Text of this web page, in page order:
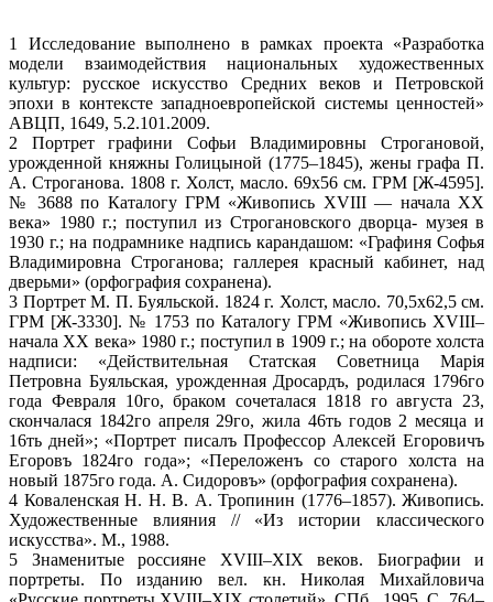
1 Исследование выполнено в рамках проекта «Разработка
модели взаимодействия национальных художественных
культур: русское искусство Средних веков и Петровской
эпохи в контексте западноевропейской системы ценностей»
АВЦП, 1649, 5.2.101.2009.
2 Портрет графини Софьи Владимировны Строгановой,
урожденной княжны Голицыной (1775–1845), жены графа П.
А. Строганова. 1808 г. Холст, масло. 69х56 см. ГРМ [Ж-4595].
№ 3688 по Каталогу ГРМ «Живопись XVIII — начала XX
века» 1980 г.; поступил из Строгановского дворца- музея в
1930 г.; на подрамнике надпись карандашом: «Графиня Софья
Владимировна Строганова; галлерея красный кабинет, над
дверьми» (орфография сохранена).
3 Портрет М. П. Буяльской. 1824 г. Холст, масло. 70,5х62,5 см.
ГРМ [Ж-3330]. № 1753 по Каталогу ГРМ «Живопись XVIII–
начала XX века» 1980 г.; поступил в 1909 г.; на обороте холста
надписи: «Действительная Статская Советница Марiя
Петровна Буяльская, урожденная Дросардъ, родилася 1796го
года Февраля 10го, браком сочеталася 1818 го августа 23,
скончалася 1842го апреля 29го, жила 46ть годов 2 месяца и
16ть дней»; «Портрет писалъ Профессор Алексей Егоровичъ
Егоровъ 1824го года»; «Переложенъ со старого холста на
новый 1875го года. А. Сидоровъ» (орфография сохранена).
4 Коваленская Н. Н. В. А. Тропинин (1776–1857). Живопись.
Художественные влияния // «Из истории классического
искусства». М., 1988.
5 Знаменитые россияне XVIII–XIX веков. Биографии и
портреты. По изданию вел. кн. Николая Михайловича